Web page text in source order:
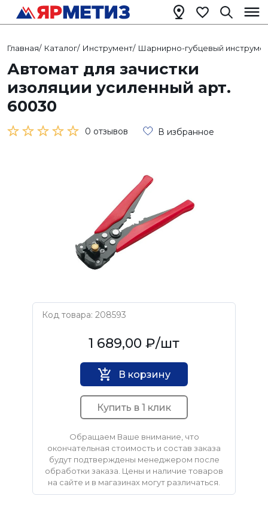
Главная/ Каталог/ Инструмент/ Шарнирно-губцевый
Автомат для зачистки
изоляции усиленный арт.
60030
0 отзывов В избранное
Код товара: 208593
Нет бренда1 689,00 ₽/шт
В корзину
Купить в 1 клик
Обращаем Ваше внимание, что
окончательная стоимость и состав заказа
будут подтверждены менеджером после
обработки заказа. Цены и наличие товаров
на сайте и в магазинах могут различаться.